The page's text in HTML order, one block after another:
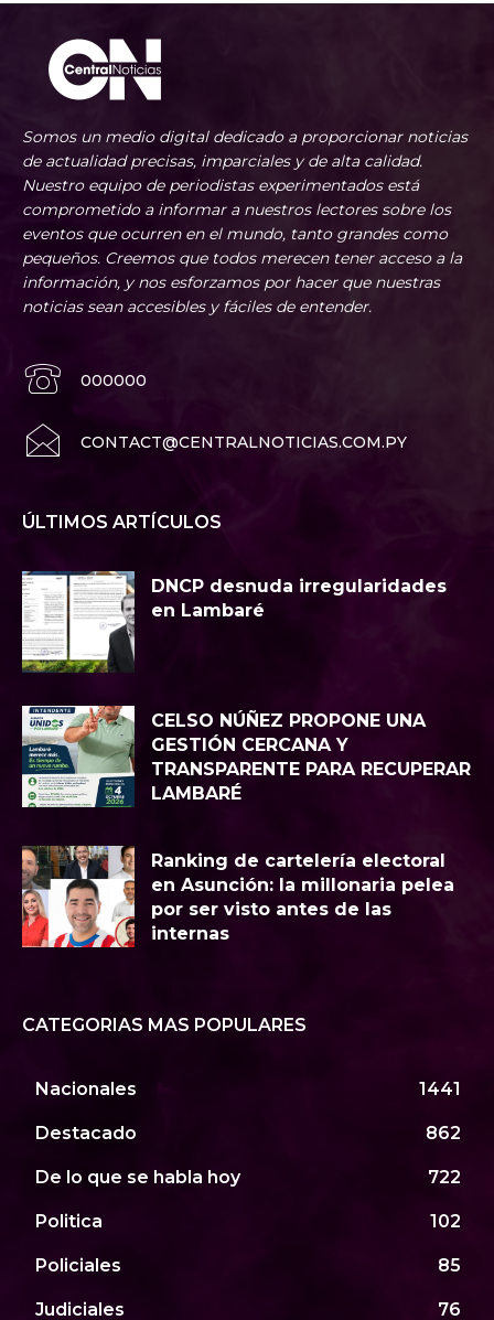
Somos un medio digital dedicado a proporcionar noticias
de actualidad precisas, imparciales y de alta calidad.
Nuestro equipo de periodistas experimentados está
comprometido a informar a nuestros lectores sobre los
eventos que ocurren en el mundo, tanto grandes como
pequeños. Creemos que todos merecen tener acceso a la
información, y nos esforzamos por hacer que nuestras
noticias sean accesibles y fáciles de entender.
000000
CONTACT@CENTRALNOTICIAS.COM.PY
ÚLTIMOS ARTÍCULOS
DNCP desnuda irregularidades
en Lambaré
CELSO NÚÑEZ PROPONE UNA
GESTIÓN CERCANA Y
TRANSPARENTE PARA RECUPERAR
LAMBARÉ
Ranking de cartelería electoral
en Asunción: la millonaria pelea
por ser visto antes de las
internas
CATEGORIAS MAS POPULARES
Nacionales 1441
Destacado 862
De lo que se habla hoy 722
Politica 102
Policiales 85
Judiciales 76